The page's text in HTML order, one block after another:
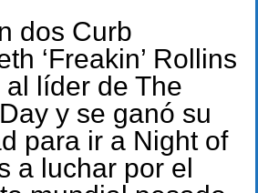
dos Curb
‘Freakin’ Rollins
líder de The
y se ganó su
para ir a Night of
a luchar por el